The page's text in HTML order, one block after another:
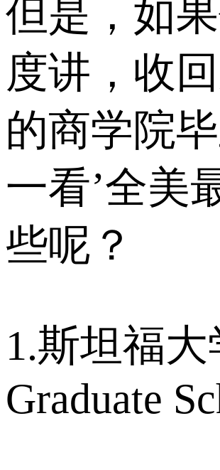
但是，如
度讲，收
的商学院
一看’全美
些呢？
1.斯坦福大
Graduate